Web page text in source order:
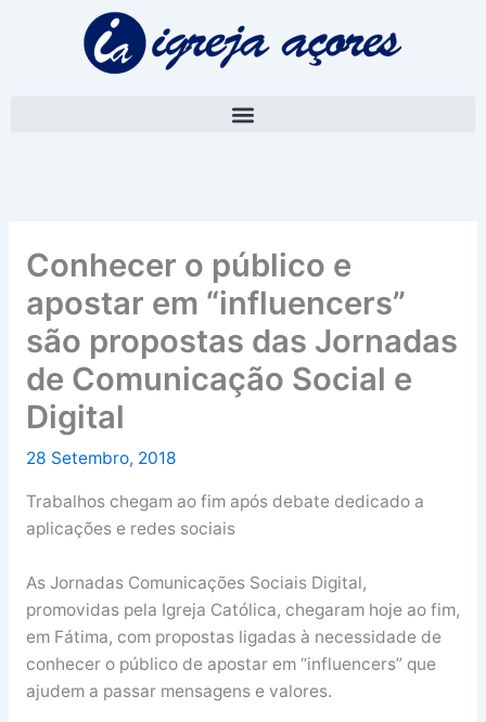
Conhecer o público e
apostar em “influencers”
são propostas das Jornadas
de Comunicação Social e
Digital
28 Setembro, 2018
Trabalhos chegam ao fim após debate dedicado a
aplicações e redes sociais
As Jornadas Comunicações Sociais Digital,
promovidas pela Igreja Católica, chegaram hoje ao fim,
em Fátima, com propostas ligadas à necessidade de
conhecer o público de apostar em “influencers” que
ajudem a passar mensagens e valores.